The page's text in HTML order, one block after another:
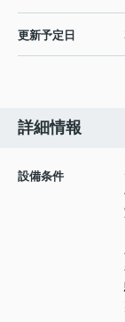
更新予定日
詳細情報
設備条件